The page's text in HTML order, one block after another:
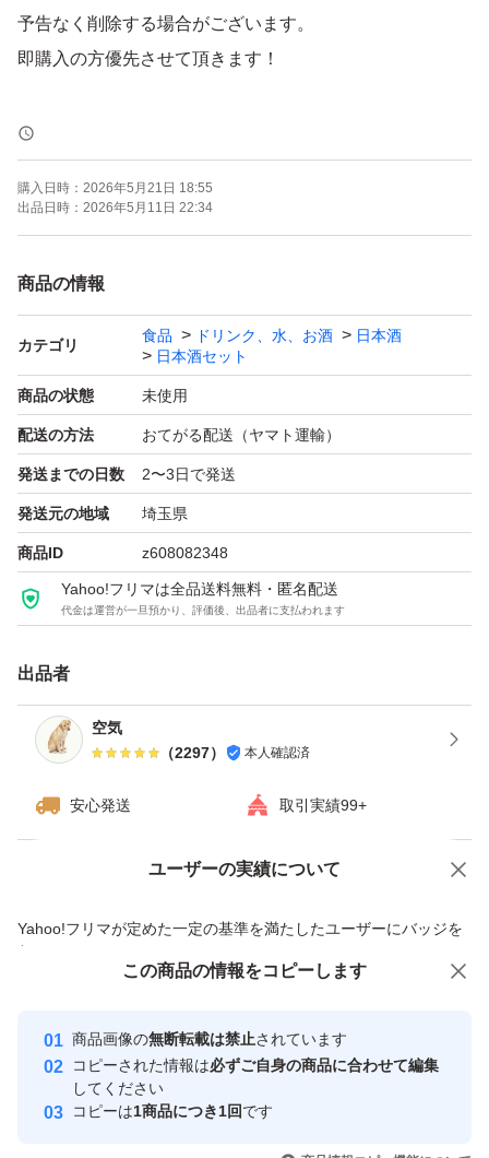
予告なく削除する場合がございます。
即購入の方優先させて頂きます！
トラブル防止の為、返品、返金はお断りします。
よろしくお願いします！！
ておりません。ご了承ください。
・購入意思のない価格相談はお辞めください。
・20歳未満の方には販売しません。
・段ボールでの発送中に割れてしまう事があったため、お
酒用のP箱で発送しております！
・段ボールご希望の際は購入後にメッセージでご連絡くだ
さい。
・配達日時のご希望がある方も購入後のメッセージでご連
絡ください。
ますが、ご了承下さい。
・ダンボールは破損しやすい為プラスチック箱を推奨しま
す。※四合瓶はサイズの都合上ダンボールでの発送がメイ
ンとなります。
------------検索用------------
新政、飛露喜、田酒、東洋美人、写楽、No6、鳳凰美田、
久保田、作、澤屋まつもと、大吟醸、純米大吟醸、日本
冩楽、飛露喜、十四代、磯自慢
くどき上手、澤屋まつもと、花陽浴、勝駒、九平次、久保
田、山田錦、白鶴錦、居酒屋
購入日時： 2026年5月21日 18:55
出品日時： 2026年5月11日 22:34
商品の情報
カテゴリ
食品 ドリンク、水、お酒
日本酒
日本酒セット
商品の状態 未使用
配送の方法 おてがる配送（ヤマト運輸）
発送までの日数 2〜3日で発送
発送元の地域 埼玉県
商品ID z608082348
Yahoo!フリマは全品送料無料・匿名配送
代金は運営が一旦預かり、評価後、出品者に支払われます
出品者
空気
（2297） 本人確認済
安心発送 取引実績99+
ユーザーの実績について
Yahoo!フリマが定めた一定の基準を満たしたユーザーにバッジを
付与しています
安心取引出品者
心・安全なユーザーです
取引実績
引を完了させた実績があります
価格の相談 商品への質問
この商品の情報をコピーします
商品画像の無断転載は禁止されています
コピーされた情報は必ずご自身の商品に合わせて編集
してください
コピーは1商品につき1回です
この商品をみている人にオススメ